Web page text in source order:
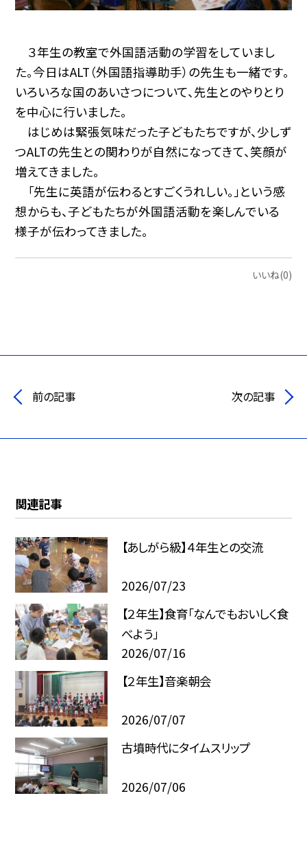
３年生の教室で外国語活動の学習をしていまし
た。今日はALT（外国語指導助手）の先生も一緒です。
いろいろな国のあいさつについて、先生とのやりとり
を中心に行いました。
はじめは緊張気味だった子どもたちですが、少しず
つALTの先生との関わりが自然になってきて、笑顔が
増えてきました。
「先生に英語が伝わるとすごくうれしい。」という感
想からも、子どもたちが外国語活動を楽しんでいる
様子が伝わってきました。
いいね(0)
前の記事 次の記事
関連記事
【あしがら級】４年生との交流
2026/07/23
【２年生】食育「なんでもおいしく食
べよう」
2026/07/16
【２年生】音楽朝会
2026/07/07
古墳時代にタイムスリップ
2026/07/06